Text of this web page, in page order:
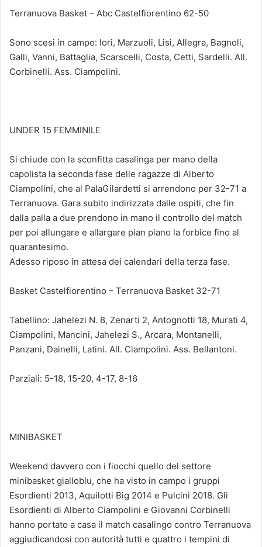
Terranuova Basket – Abc Castelfiorentino 62-50
Sono scesi in campo: Iori, Marzuoli, Lisi, Allegra, Bagnoli,
Galli, Vanni, Battaglia, Scarscelli, Costa, Cetti, Sardelli. All.
Corbinelli. Ass. Ciampolini.
UNDER 15 FEMMINILE
Si chiude con la sconfitta casalinga per mano della
capolista la seconda fase delle ragazze di Alberto
Ciampolini, che al PalaGilardetti si arrendono per 32-71 a
Terranuova. Gara subito indirizzata dalle ospiti, che fin
dalla palla a due prendono in mano il controllo del match
per poi allungare e allargare pian piano la forbice fino al
quarantesimo.
Adesso riposo in attesa dei calendari della terza fase.
Basket Castelfiorentino – Terranuova Basket 32-71
Tabellino: Jahelezi N. 8, Zenarti 2, Antognotti 18, Murati 4,
Ciampolini, Mancini, Jahelezi S., Arcara, Montanelli,
Panzani, Dainelli, Latini. All. Ciampolini. Ass. Bellantoni.
Parziali: 5-18, 15-20, 4-17, 8-16
MINIBASKET
Weekend davvero con i fiocchi quello del settore
minibasket gialloblu, che ha visto in campo i gruppi
Esordienti 2013, Aquilotti Big 2014 e Pulcini 2018. Gli
Esordienti di Alberto Ciampolini e Giovanni Corbinelli
hanno portato a casa il match casalingo contro Terranuova
aggiudicandosi con autorità tutti e quattro i tempini di